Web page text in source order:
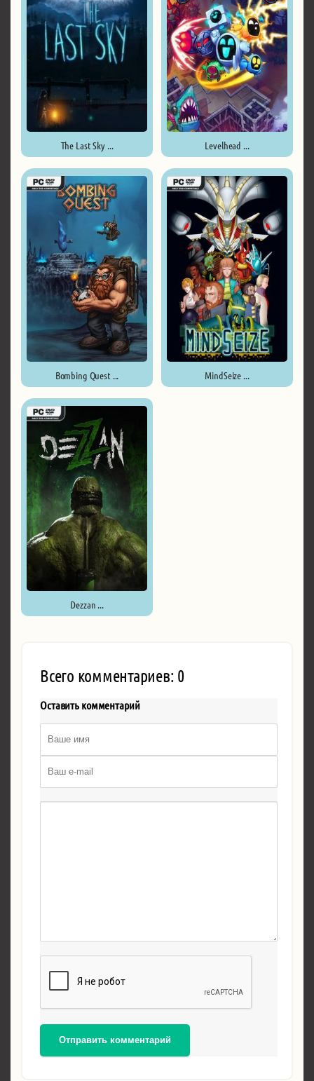
The Last Sky ... Levelhead ...
Bombing Quest ... MindSeize ...
Dezzan ...
Всего комментариев: 0
Оставить комментарий
Отправить комментарий